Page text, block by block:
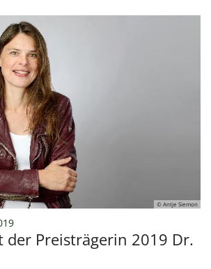
© Antje Siemon
:
der Preisträgerin 2019 Dr.